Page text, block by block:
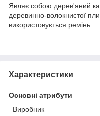
Являє собою дерев'яний
деревинно-волокнистої
використовується ремінь.
Характеристики
Основні атрибути
Виробник